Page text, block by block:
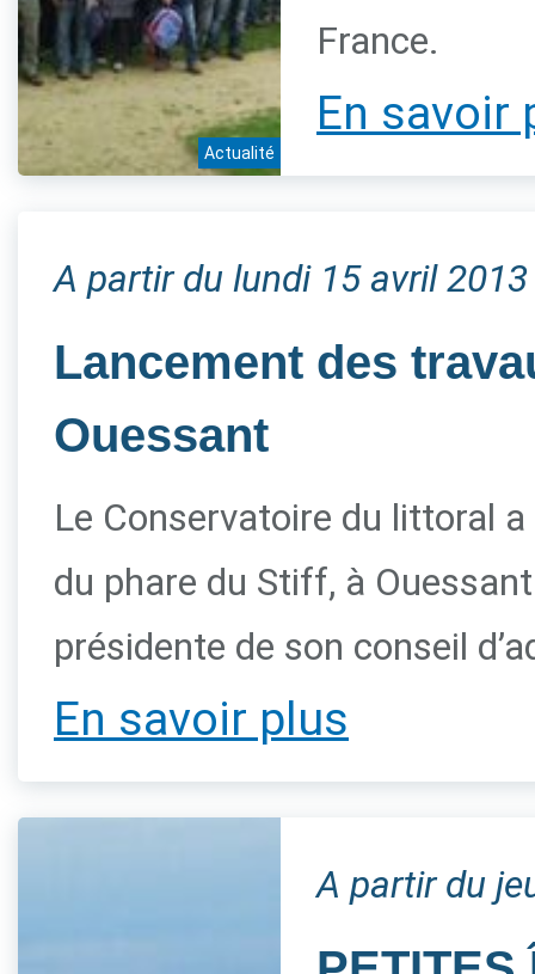
Actualité
France.
En savoir
A partir du lundi 15 avril 2013
Lancement des
Ouessant
Le Conservatoire du littoral
du phare du Stiff, à
présidente de son conseil
En savoir plus
A partir du